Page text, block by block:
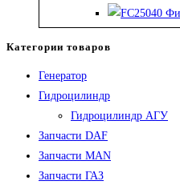
Категории товаров
Генератор
Гидроцилиндр
Гидроцилиндр АГУ
Запчасти DAF
Запчасти MAN
Запчасти ГАЗ